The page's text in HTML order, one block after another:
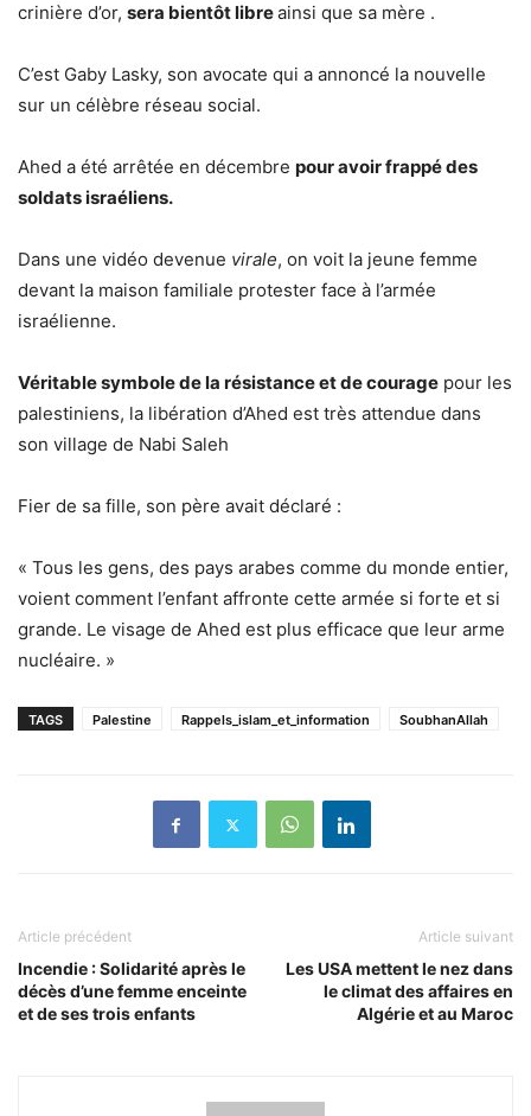
crinière d’or, sera bientôt libreainsi que sa mère .
C’est Gaby Lasky, son avocate qui a annoncé la nouvelle
sur un célèbre réseau social.
Ahed a été arrêtée en décembre pour avoir frappé des
soldats israéliens.
Dans une vidéo devenue virale, on voit la jeune femme
devant la maison familiale protester face à l’armée
israélienne.
Véritable symbole de la résistance et de courage pour les
palestiniens, la libération d’Ahed est très attendue dans
son village de Nabi Saleh
Fier de sa fille, son père avait déclaré :
« Tous les gens, des pays arabes comme du monde entier,
voient comment l’enfant affronte cette armée si forte et si
grande. Le visage de Ahed est plus efficace que leur arme
nucléaire. »
TAGS Palestine Rappels_islam_et_information SoubhanAllah
Article précédent
Incendie : Solidarité après le
décès d’une femme enceinte
et de ses trois enfants
Article suivant
Les USA mettent le nez dans
le climat des affaires en
Algérie et au Maroc